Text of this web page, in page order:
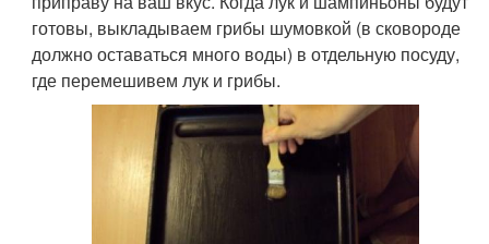
готовы, выкладываем грибы шумовкой (в сковороде
должно оставаться много воды) в отдельную посуду,
где перемешивем лук и грибы.